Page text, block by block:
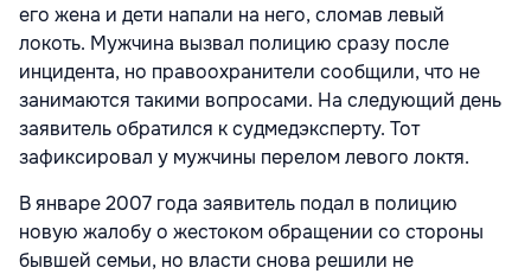
его жена и дети напали на него, сломав левый
локоть. Мужчина вызвал полицию сразу после
инцидента, но правоохранители сообщили, что не
занимаются такими вопросами. На следующий день
заявитель обратился к судмедэксперту. Тот
зафиксировал у мужчины перелом левого локтя.
В январе 2007 года заявитель подал в полицию
новую жалобу о жестоком обращении со стороны
бывшей семьи, но власти снова решили не